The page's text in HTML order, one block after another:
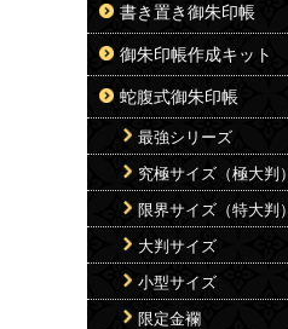
書き置き御朱印帳
御朱印帳作成キット
蛇腹式御朱印帳
最強シリーズ
究極サイズ（極大判）
限界サイズ（特大判）
大判サイズ
小型サイズ
限定金襴